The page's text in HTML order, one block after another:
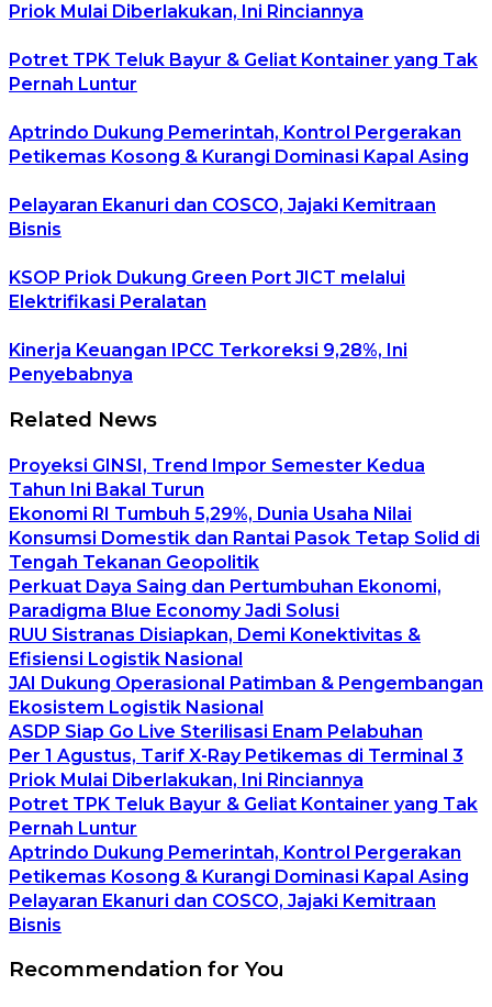
Priok Mulai Diberlakukan, Ini Rinciannya
Potret TPK Teluk Bayur & Geliat Kontainer yang Tak
Pernah Luntur
Aptrindo Dukung Pemerintah, Kontrol Pergerakan
Petikemas Kosong & Kurangi Dominasi Kapal Asing
Pelayaran Ekanuri dan COSCO, Jajaki Kemitraan
Bisnis
KSOP Priok Dukung Green Port JICT melalui
Elektrifikasi Peralatan
Kinerja Keuangan IPCC Terkoreksi 9,28%, Ini
Penyebabnya
Related News
Proyeksi GINSI, Trend Impor Semester Kedua
Tahun Ini Bakal Turun
Ekonomi RI Tumbuh 5,29%, Dunia Usaha Nilai
Konsumsi Domestik dan Rantai Pasok Tetap Solid di
Tengah Tekanan Geopolitik
Perkuat Daya Saing dan Pertumbuhan Ekonomi,
Paradigma Blue Economy Jadi Solusi
RUU Sistranas Disiapkan, Demi Konektivitas &
Efisiensi Logistik Nasional
JAI Dukung Operasional Patimban & Pengembangan
Ekosistem Logistik Nasional
ASDP Siap Go Live Sterilisasi Enam Pelabuhan
Per 1 Agustus, Tarif X-Ray Petikemas di Terminal 3
Priok Mulai Diberlakukan, Ini Rinciannya
Potret TPK Teluk Bayur & Geliat Kontainer yang Tak
Pernah Luntur
Aptrindo Dukung Pemerintah, Kontrol Pergerakan
Petikemas Kosong & Kurangi Dominasi Kapal Asing
Pelayaran Ekanuri dan COSCO, Jajaki Kemitraan
Bisnis
Recommendation for You